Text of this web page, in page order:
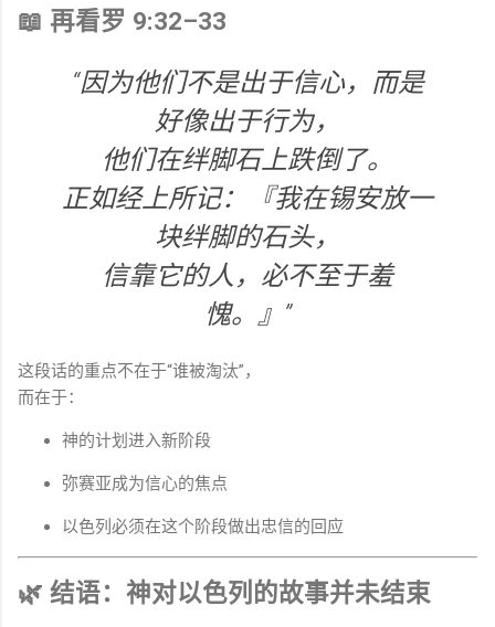
📖 再看罗 9:32–33
“因为他们不是出于信心，而是
好像出于行为，
他们在绊脚石上跌倒了。
正如经上所记：『我在锡安放一
块绊脚的石头，
信靠它的人，必不至于羞
愧。』”
这段话的重点不在于“谁被淘汰”，
而在于：
神的计划进入新阶段
弥赛亚成为信心的焦点
以色列必须在这个阶段做出忠信的回应
🌿 结语：神对以色列的故事并未结束